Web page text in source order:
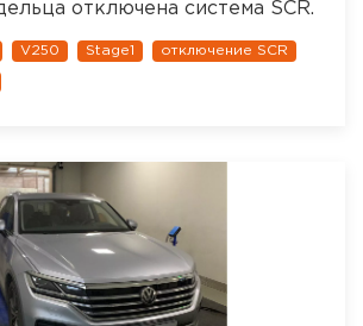
отключена система SCR.
V250 Stage1 отключение SCR